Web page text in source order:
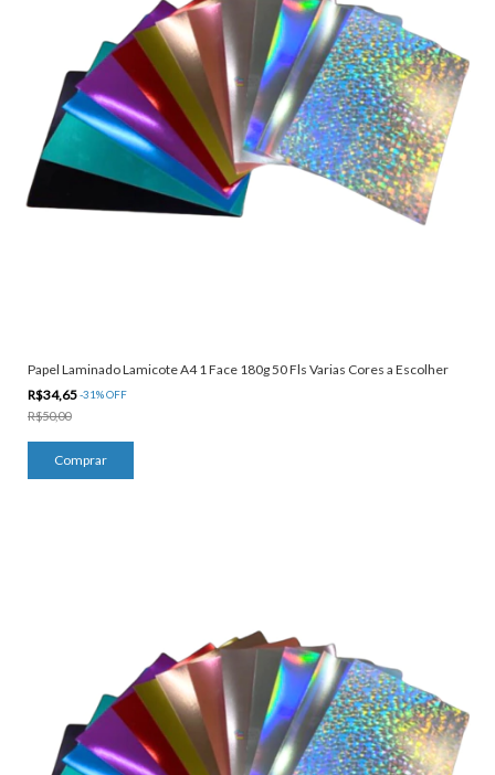
Papel Laminado Lamicote A4 1 Face 180g 50 Fls Varias Cores a Escolher
R$34,65-31%OFF
R$50,00
Comprar